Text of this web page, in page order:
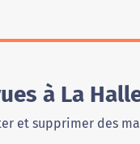
à La
et supprimer des